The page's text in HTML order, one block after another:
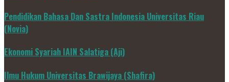
Pendidikan Bahasa Dan Sastra Indonesia Universitas Riau
(Novia)
Ekonomi Syariah IAIN Salatiga (Aji)
Ilmu Hukum Universitas Brawijaya (Shafira)